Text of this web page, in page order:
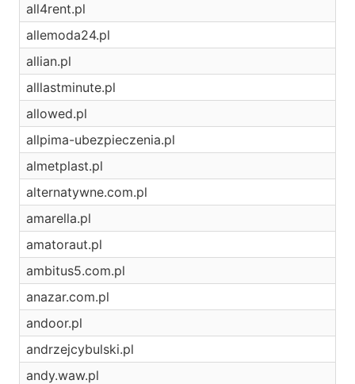
all4rent.pl
allemoda24.pl
allian.pl
alllastminute.pl
allowed.pl
allpima-ubezpieczenia.pl
almetplast.pl
alternatywne.com.pl
amarella.pl
amatoraut.pl
ambitus5.com.pl
anazar.com.pl
andoor.pl
andrzejcybulski.pl
andy.waw.pl